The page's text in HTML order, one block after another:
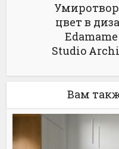
цвет в
Studio
Вам